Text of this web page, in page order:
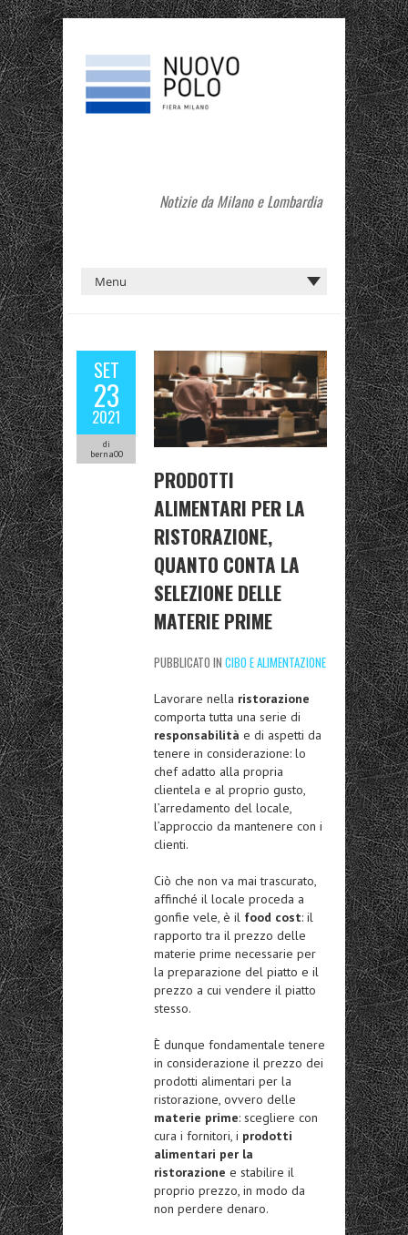
Notizie da Milano e Lombardia
SET
23
2021
di
berna00
PRODOTTI
ALIMENTARI PER LA
RISTORAZIONE,
QUANTO CONTA LA
SELEZIONE DELLE
MATERIE PRIME
PUBBLICATO IN CIBO E ALIMENTAZIONE
Lavorare nella ristorazione
comporta tutta una serie di
responsabilità e di aspetti da
tenere in considerazione: lo
chef adatto alla propria
clientela e al proprio gusto,
l’arredamento del locale,
l’approccio da mantenere con i
clienti.
Ciò che non va mai trascurato,
affinché il locale proceda a
gonfie vele, è il food cost: il
rapporto tra il prezzo delle
materie prime necessarie per
la preparazione del piatto e il
prezzo a cui vendere il piatto
stesso.
È dunque fondamentale tenere
in considerazione il prezzo dei
prodotti alimentari per la
ristorazione, ovvero delle
materie prime: scegliere con
cura i fornitori, i prodotti
alimentari per la
ristorazione e stabilire il
proprio prezzo, in modo da
non perdere denaro.